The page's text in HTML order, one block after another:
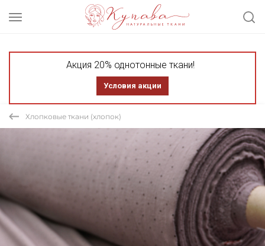
Акция 20% однотонные ткани!
Условия акции
Хлопковые ткани (хлопок)